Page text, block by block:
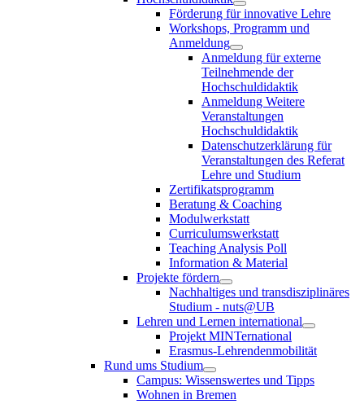
Förderung für innovative Lehre
Workshops, Programm und
Anmeldung
Anmeldung für externe
Teilnehmende der
Hochschuldidaktik
Anmeldung Weitere
Veranstaltungen
Hochschuldidaktik
Datenschutzerklärung für
Veranstaltungen des Referat
Lehre und Studium
Zertifikatsprogramm
Beratung & Coaching
Modulwerkstatt
Curriculumswerkstatt
Teaching Analysis Poll
Information & Material
Projekte fördern
Nachhaltiges und transdisziplinäres
Studium - nuts@UB
Lehren und Lernen international
Projekt MINTernational
Erasmus-Lehrendenmobilität
Rund ums Studium
Campus: Wissenswertes und Tipps
Wohnen in Bremen